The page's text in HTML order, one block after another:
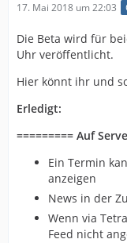
17. Mai 2018 um 22:03
Die Beta wird für
Uhr veröffentlicht.
Hier könnt ihr und
Erledigt:
========= Auf
Ein Termin
anzeigen
News in der
Wenn via
Feed nicht